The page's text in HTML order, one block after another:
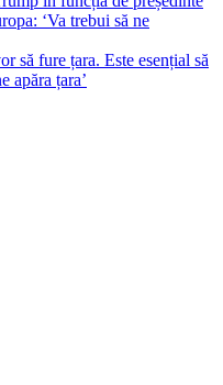
‘Va trebui să ne
să fure țara. Este esențial să
apăra țara’